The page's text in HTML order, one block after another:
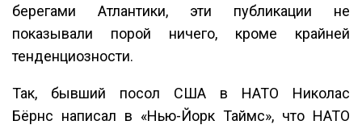
берегами Атлантики, эти публикации не
показывали порой ничего, кроме крайней
тенденциозности.
Так, бывший посол США в НАТО Николас
Бёрнс написал в «Нью-Йорк Таймс», что НАТО